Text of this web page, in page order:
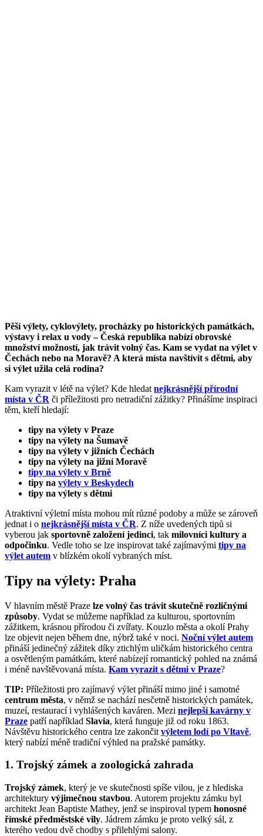
Pěší výlety, cyklovýlety, procházky po historických památkách,
výstavy i relax u vody –⁠ Česká republika nabízí obrovské
množství možností, jak trávit volný čas. Kam se vydat na výlet v
Čechách nebo na Moravě? A která místa navštívit s dětmi, aby
si výlet užila celá rodina?
Kam vyrazit v létě na výlet? Kde hledat nejkrásnější přírodní
místa v ČR či příležitosti pro netradiční zážitky? Přinášíme inspiraci
těm, kteří hledají:
tipy na výlety v Praze
tipy na výlety na Šumavě
tipy na výlety v jižních Čechách
tipy na výlety na jižní Moravě
tipy na výlety v Brně
tipy na výlety v Beskydech
tipy na výlety s dětmi
Atraktivní výletní místa mohou mít různé podoby a může se zároveň
jednat i o nejkrásnější místa v ČR. Z níže uvedených tipů si
vyberou jak sportovně založení jedinci, tak milovníci kultury a
odpočinku. Vedle toho se lze inspirovat také zajímavými tipy na
výlet autem v blízkém okolí vybraných míst.
Tipy na výlety: Praha
V hlavním městě Praze lze volný čas trávit skutečně rozličnými
způsoby. Vydat se můžeme například za kulturou, sportovním
zážitkem, krásnou přírodou či zvířaty. Kouzlo města a okolí Prahy
lze objevit nejen během dne, nýbrž také v noci. Noční výlet autem
přináší jedinečný zážitek díky ztichlým uličkám historického centra
a osvětleným památkám, které nabízejí romantický pohled na známá
i méně navštěvovaná místa. Kam vyrazit s dětmi v Praze?
TIP: Příležitosti pro zajímavý výlet přináší mimo jiné i samotné
centrum města, v němž se nachází nesčetně historických památek,
muzeí, restaurací i vyhlášených kaváren. Mezi nejlepší kavárny v
Praze patří například Slavia, která funguje již od roku 1863.
Návštěvu historického centra lze zakončit výletem lodí po Vltavě,
který nabízí méně tradiční výhled na pražské památky.
1. Trojský zámek a zoologická zahrada
Trojský zámek, který je ve skutečnosti spíše vilou, je z hlediska
architektury výjimečnou stavbou. Autorem projektu zámku byl
architekt Jean Baptiste Mathey, jenž se inspiroval typem honosné
římské předměstské vily. Jádrem zámku je proto velký sál, z
kterého vedou dvě chodby s přilehlými salony.